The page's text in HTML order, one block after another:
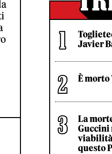
Javier
È
La
Guccini
questo